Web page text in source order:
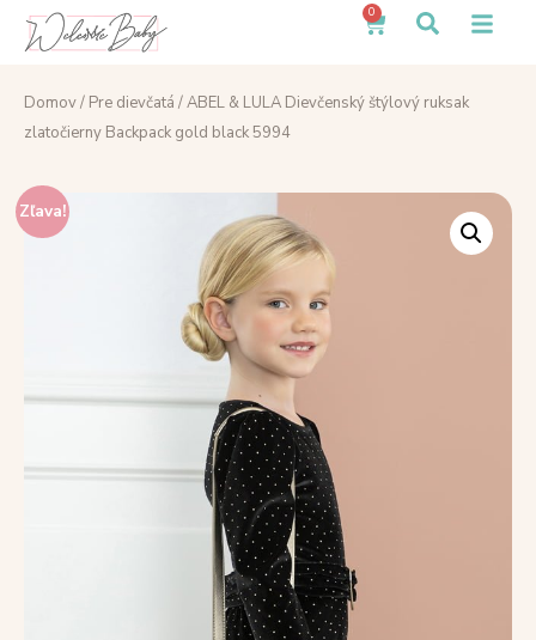
0
Domov/ Pre dievčatá / ABEL & LULA Dievčenský štýlový ruksak
zlatočierny Backpack gold black 5994
Zľava!